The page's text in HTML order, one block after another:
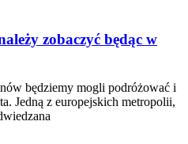
zobaczyć będąc w
będziemy mogli podróżować i
Jedną z europejskich metropolii,